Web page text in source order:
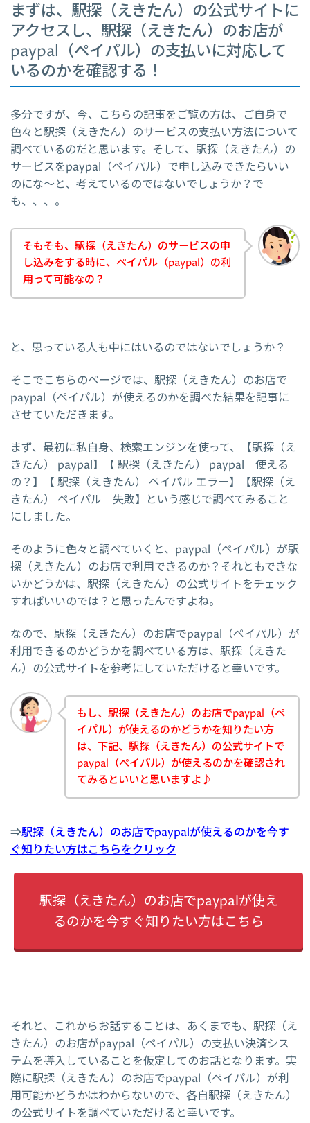
まずは、駅探（えきたん）の公式サイトに
アクセスし、駅探（えきたん）のお店が
paypal（ペイパル）の支払いに対応して
いるのかを確認する！
多分ですが、今、こちらの記事をご覧の方は、ご自身で
色々と駅探（えきたん）のサービスの支払い方法について
調べているのだと思います。そして、駅探（えきたん）の
サービスをpaypal（ペイパル）で申し込みできたらいい
のにな～と、考えているのではないでしょうか？で
も、、、。
そもそも、駅探（えきたん）のサービスの申
し込みをする時に、ペイパル（paypal）の利
用って可能なの？
と、思っている人も中にはいるのではないでしょうか？
そこでこちらのページでは、駅探（えきたん）のお店で
paypal（ペイパル）が使えるのかを調べた結果を記事に
させていただきます。
まず、最初に私自身、検索エンジンを使って、【駅探（え
きたん） paypal】【 駅探（えきたん） paypal 使える
の？】【 駅探（えきたん） ペイパル エラー】【駅探（え
きたん） ペイパル 失敗】という感じで調べてみること
にしました。
そのように色々と調べていくと、paypal（ペイパル）が駅
探（えきたん）のお店で利用できるのか？それともできな
いかどうかは、駅探（えきたん）の公式サイトをチェック
すればいいのでは？と思ったんですよね。
なので、駅探（えきたん）のお店でpaypal（ペイパル）が
利用できるのかどうかを調べている方は、駅探（えきた
ん）の公式サイトを参考にしていただけると幸いです。
もし、駅探（えきたん）のお店でpaypal（ペ
イパル）が使えるのかどうかを知りたい方
は、下記、駅探（えきたん）の公式サイトで
paypal（ペイパル）が使えるのかを確認され
てみるといいと思いますよ♪
⇒駅探（えきたん）のお店でpaypalが使えるのかを今す
ぐ知りたい方はこちらをクリック
駅探（えきたん）のお店でpaypalが使え
るのかを今すぐ知りたい方はこちら
それと、これからお話することは、あくまでも、駅探（え
きたん）のお店がpaypal（ペイパル）の支払い決済シス
テムを導入していることを仮定してのお話となります。実
際に駅探（えきたん）のお店でpaypal（ペイパル）が利
用可能かどうかはわからないので、各自駅探（えきたん）
の公式サイトを調べていただけると幸いです。